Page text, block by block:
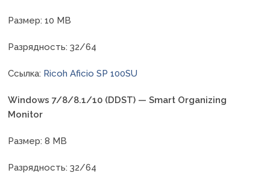
Размер: 10 MB
Разрядность: 32/64
Ссылка: Ricoh Aficio SP 100SU
Windows 7/8/8.1/10 (DDST) — Smart Organizing
Monitor
Размер: 8 MB
Разрядность: 32/64